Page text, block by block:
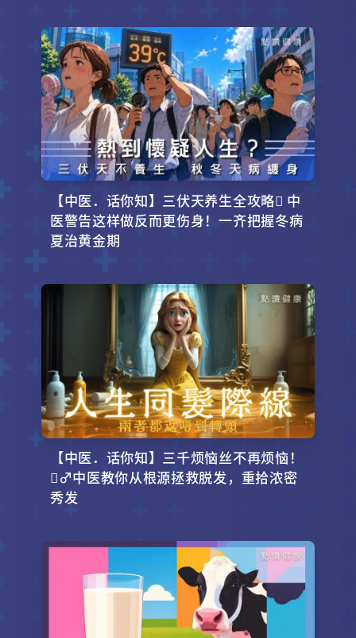
【中医．话你知】三伏天养生全攻略 中
医警告这样做反而更伤身！一齐把握冬病
夏治黄金期
【中医．话你知】三千烦恼丝不再烦恼！
‍♂️中医教你从根源拯救脱发，重拾浓密
秀发